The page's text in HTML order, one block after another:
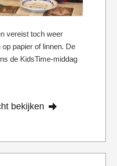
vereist toch weer
papier of linnen. De
de KidsTime-middag
bekijken